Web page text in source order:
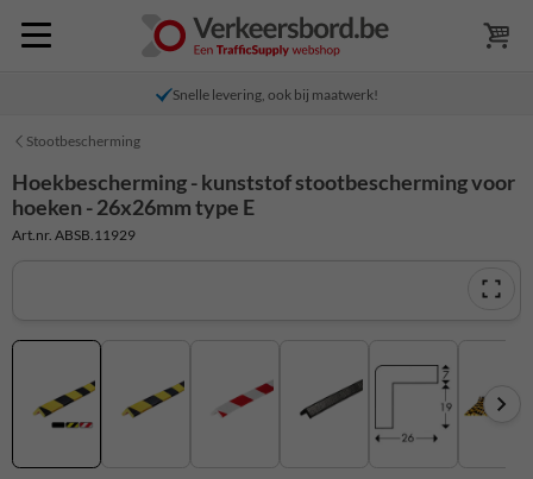
Snelle levering, ook bij maatwerk!
Stootbescherming
Hoekbescherming - kunststof stootbescherming voor
hoeken - 26x26mm type E
Art.nr. ABSB.11929